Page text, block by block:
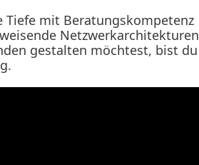
Tiefe mit Beratungskompetenz
Netzwerkarchitekturen
gestalten möchtest, bist du